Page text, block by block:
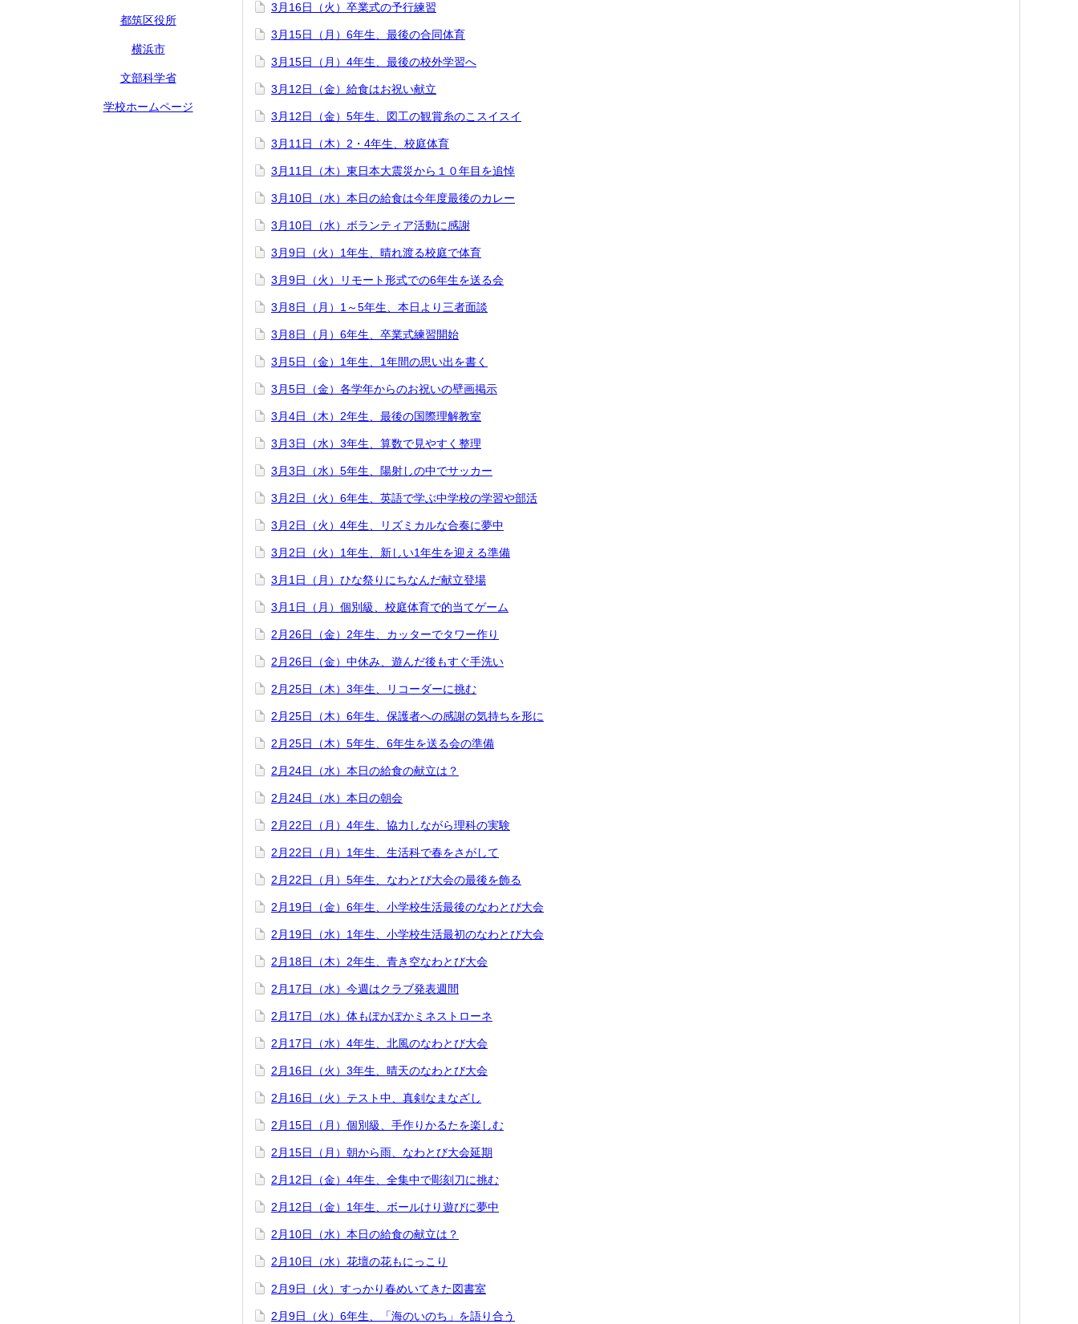
都筑区役所
横浜市
文部科学省
学校ホームページ
3月16日（火）卒業式の予行練習
3月15日（月）6年生、最後の合同体育
3月15日（月）4年生、最後の校外学習へ
3月12日（金）給食はお祝い献立
3月12日（金）5年生、図工の観賞糸のこスイスイ
3月11日（木）2・4年生、校庭体育
3月11日（木）東日本大震災から１０年目を追悼
3月10日（水）本日の給食は今年度最後のカレー
3月10日（水）ボランティア活動に感謝
3月9日（火）1年生、晴れ渡る校庭で体育
3月9日（火）リモート形式での6年生を送る会
3月8日（月）1～5年生、本日より三者面談
3月8日（月）6年生、卒業式練習開始
3月5日（金）1年生、1年間の思い出を書く
3月5日（金）各学年からのお祝いの壁画掲示
3月4日（木）2年生、最後の国際理解教室
3月3日（水）3年生、算数で見やすく整理
3月3日（水）5年生、陽射しの中でサッカー
3月2日（火）6年生、英語で学ぶ中学校の学習や部活
3月2日（火）4年生、リズミカルな合奏に夢中
3月2日（火）1年生、新しい1年生を迎える準備
3月1日（月）ひな祭りにちなんだ献立登場
3月1日（月）個別級、校庭体育で的当てゲーム
2月26日（金）2年生、カッターでタワー作り
2月26日（金）中休み、遊んだ後もすぐ手洗い
2月25日（木）3年生、リコーダーに挑む
2月25日（木）6年生、保護者への感謝の気持ちを形に
2月25日（木）5年生、6年生を送る会の準備
2月24日（水）本日の給食の献立は？
2月24日（水）本日の朝会
2月22日（月）4年生、協力しながら理科の実験
2月22日（月）1年生、生活科で春をさがして
2月22日（月）5年生、なわとび大会の最後を飾る
2月19日（金）6年生、小学校生活最後のなわとび大会
2月19日（水）1年生、小学校生活最初のなわとび大会
2月18日（木）2年生、青き空なわとび大会
2月17日（水）今週はクラブ発表週間
2月17日（水）体もぽかぽかミネストローネ
2月17日（水）4年生、北風のなわとび大会
2月16日（火）3年生、晴天のなわとび大会
2月16日（火）テスト中、真剣なまなざし
2月15日（月）個別級、手作りかるたを楽しむ
2月15日（月）朝から雨、なわとび大会延期
2月12日（金）4年生、全集中で彫刻刀に挑む
2月12日（金）1年生、ボールけり遊びに夢中
2月10日（水）本日の給食の献立は？
2月10日（水）花壇の花もにっこり
2月9日（火）すっかり春めいてきた図書室
2月9日（火）6年生、「海のいのち」を語り合う